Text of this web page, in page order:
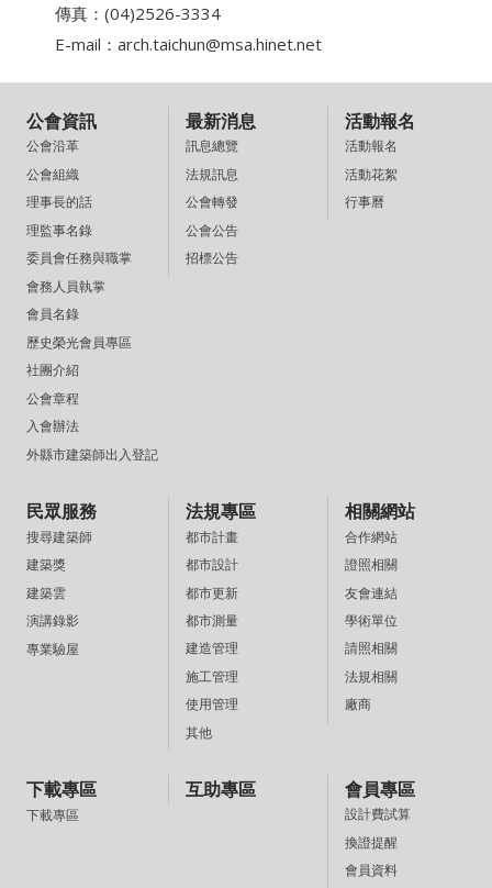
傳真：(04)2526-3334
E-mail： arch.taichun@msa.hinet.net
公會資訊
公會沿革
公會組織
理事長的話
理監事名錄
委員會任務與職掌
會務人員執掌
會員名錄
歷史榮光會員專區
社團介紹
公會章程
入會辦法
外縣市建築師出入登記
最新消息
訊息總覽
法規訊息
公會轉發
公會公告
招標公告
活動報名
活動報名
活動花絮
行事曆
民眾服務
搜尋建築師
建築獎
建築雲
演講錄影
專業驗屋
法規專區
都市計畫
都市設計
都市更新
都市測量
建造管理
施工管理
使用管理
其他
相關網站
合作網站
證照相關
友會連結
學術單位
請照相關
法規相關
廠商
下載專區
下載專區
互助專區 會員專區
設計費試算
換證提醒
會員資料